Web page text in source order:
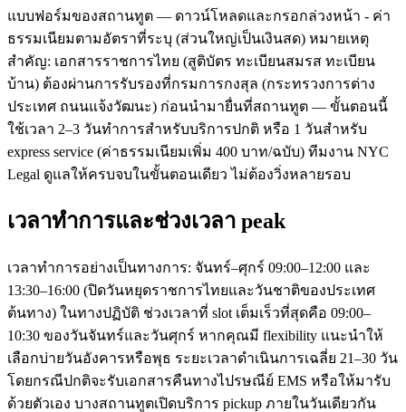
แบบฟอร์มของสถานทูต — ดาวน์โหลดและกรอกล่วงหน้า - ค่า
ธรรมเนียมตามอัตราที่ระบุ (ส่วนใหญ่เป็นเงินสด) หมายเหตุ
สำคัญ: เอกสารราชการไทย (สูติบัตร ทะเบียนสมรส ทะเบียน
บ้าน) ต้องผ่านการรับรองที่กรมการกงสุล (กระทรวงการต่าง
ประเทศ ถนนแจ้งวัฒนะ) ก่อนนำมายื่นที่สถานทูต — ขั้นตอนนี้
ใช้เวลา 2–3 วันทำการสำหรับบริการปกติ หรือ 1 วันสำหรับ
express service (ค่าธรรมเนียมเพิ่ม 400 บาท/ฉบับ) ทีมงาน NYC
Legal ดูแลให้ครบจบในขั้นตอนเดียว ไม่ต้องวิ่งหลายรอบ
เวลาทำการและช่วงเวลา peak
เวลาทำการอย่างเป็นทางการ: จันทร์–ศุกร์ 09:00–12:00 และ
13:30–16:00 (ปิดวันหยุดราชการไทยและวันชาติของประเทศ
ต้นทาง) ในทางปฏิบัติ ช่วงเวลาที่ slot เต็มเร็วที่สุดคือ 09:00–
10:30 ของวันจันทร์และวันศุกร์ หากคุณมี flexibility แนะนำให้
เลือกบ่ายวันอังคารหรือพุธ ระยะเวลาดำเนินการเฉลี่ย 21–30 วัน
โดยกรณีปกติจะรับเอกสารคืนทางไปรษณีย์ EMS หรือให้มารับ
ด้วยตัวเอง บางสถานทูตเปิดบริการ pickup ภายในวันเดียวกัน